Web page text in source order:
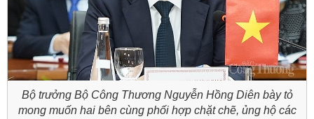
Bộ trưởng Bộ Công Thương Nguyễn Hồng Diên bày tỏ
mong muốn hai bên cùng phối hợp chặt chẽ, ủng hộ các